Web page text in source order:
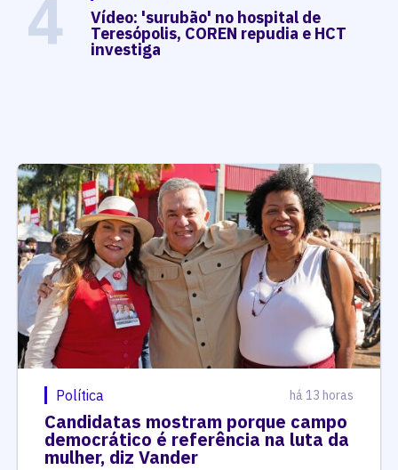
4 Vídeo: 'surubão' no hospital de
Teresópolis, COREN repudia e HCT
investiga
Política há 13 horas
Candidatas mostram porque campo
democrático é referência na luta da
mulher, diz Vander